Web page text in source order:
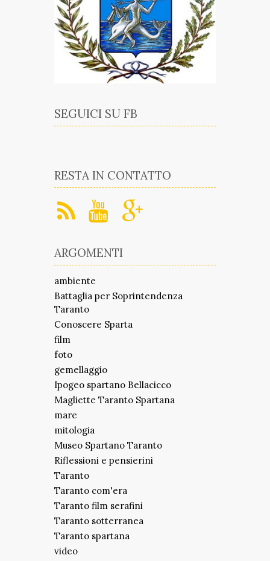
SEGUICI SU FB
RESTA IN CONTATTO
ARGOMENTI
ambiente
Battaglia per Soprintendenza
Taranto
Conoscere Sparta
film
foto
gemellaggio
Ipogeo spartano Bellacicco
Magliette Taranto Spartana
mare
mitologia
Museo Spartano Taranto
Riflessioni e pensierini
Taranto
Taranto com'era
Taranto film serafini
Taranto sotterranea
Taranto spartana
video